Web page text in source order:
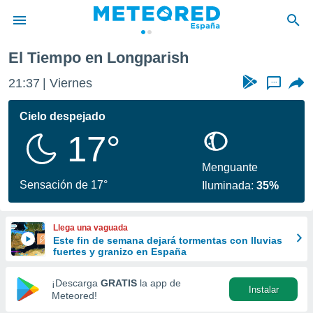
de
por
se
calidad.
a este
las
y
forma
digital
basada
El Tiempo en Longparish
21:37 Viernes ...
Cielo despejado
17°
Sensación de 17°
Menguante
Iluminada:35%
Llega una vaguada
Este fin de semana dejará tormentas con lluvias
fuertes y granizo en España
¡Descarga GRATIS la app de
Meteored!
Instalar